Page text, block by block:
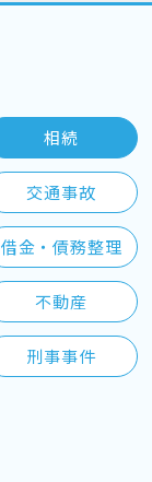
相続
交通事故
借金・債務整理
不動産
刑事事件